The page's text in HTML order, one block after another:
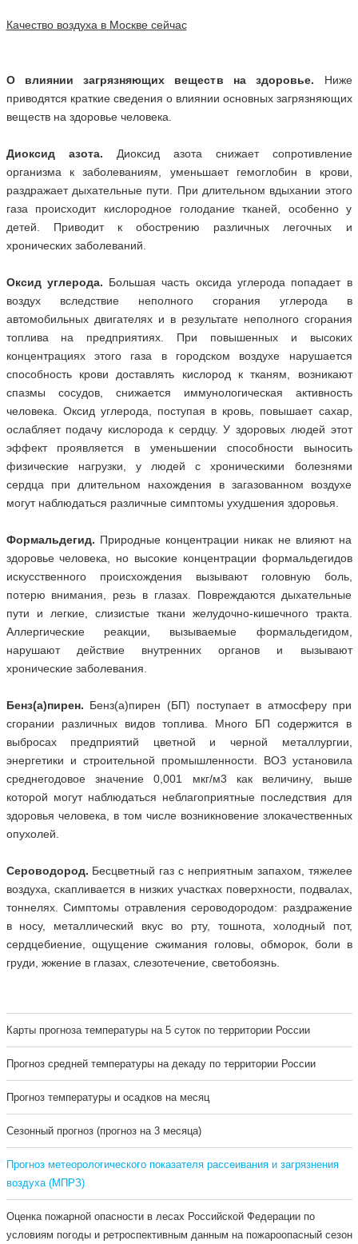
Качество воздуха в Москве сейчас
О влиянии загрязняющих веществ на здоровье. Ниже
приводятся краткие сведения о влиянии основных загрязняющих
веществ на здоровье человека.
Диоксид азота. Диоксид азота снижает сопротивление
организма к заболеваниям, уменьшает гемоглобин в крови,
раздражает дыхательные пути. При длительном вдыхании этого
газа происходит кислородное голодание тканей, особенно у
детей. Приводит к обострению различных легочных и
хронических заболеваний.
Оксид углерода. Большая часть оксида углерода попадает в
воздух вследствие неполного сгорания углерода в
автомобильных двигателях и в результате неполного сгорания
топлива на предприятиях. При повышенных и высоких
концентрациях этого газа в городском воздухе нарушается
способность крови доставлять кислород к тканям, возникают
спазмы сосудов, снижается иммунологическая активность
человека. Оксид углерода, поступая в кровь, повышает сахар,
ослабляет подачу кислорода к сердцу. У здоровых людей этот
эффект проявляется в уменьшении способности выносить
физические нагрузки, у людей с хроническими болезнями
сердца при длительном нахождения в загазованном воздухе
могут наблюдаться различные симптомы ухудшения здоровья.
Формальдегид. Природные концентрации никак не влияют на
здоровье человека, но высокие концентрации формальдегидов
искусственного происхождения вызывают головную боль,
потерю внимания, резь в глазах. Повреждаются дыхательные
пути и легкие, слизистые ткани желудочно-кишечного тракта.
Аллергические реакции, вызываемые формальдегидом,
нарушают действие внутренних органов и вызывают
хронические заболевания.
Бенз(а)пирен. Бенз(а)пирен (БП) поступает в атмосферу при
сгорании различных видов топлива. Много БП содержится в
выбросах предприятий цветной и черной металлургии,
энергетики и строительной промышленности. ВОЗ установила
среднегодовое значение 0,001 мкг/м3 как величину, выше
которой могут наблюдаться неблагоприятные последствия для
здоровья человека, в том числе возникновение злокачественных
опухолей.
Сероводород. Бесцветный газ с неприятным запахом, тяжелее
воздуха, скапливается в низких участках поверхности, подвалах,
тоннелях. Симптомы отравления сероводородом: раздражение
в носу, металлический вкус во рту, тошнота, холодный пот,
сердцебиение, ощущение сжимания головы, обморок, боли в
груди, жжение в глазах, слезотечение, светобоязнь.
Карты прогноза температуры на 5 суток по территории России
Прогноз средней температуры на декаду по территории России
Прогноз температуры и осадков на месяц
Сезонный прогноз (прогноз на 3 месяца)
Прогноз метеорологического показателя рассеивания и загрязнения
воздуха (МПРЗ)
Оценка пожарной опасности в лесах Российской Федерации по
условиям погоды и ретроспективным данным на пожароопасный сезон